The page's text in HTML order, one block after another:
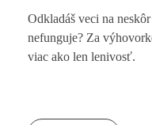
Odkladáš veci na
nefunguje? Za
viac ako len lenivosť.